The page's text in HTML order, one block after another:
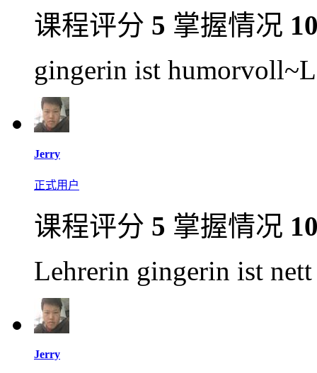
课程评分 5 掌握情况
gingerin ist
Jerry
正式用户
课程评分 5 掌握情况
Lehrerin gingerin ist
Jerry